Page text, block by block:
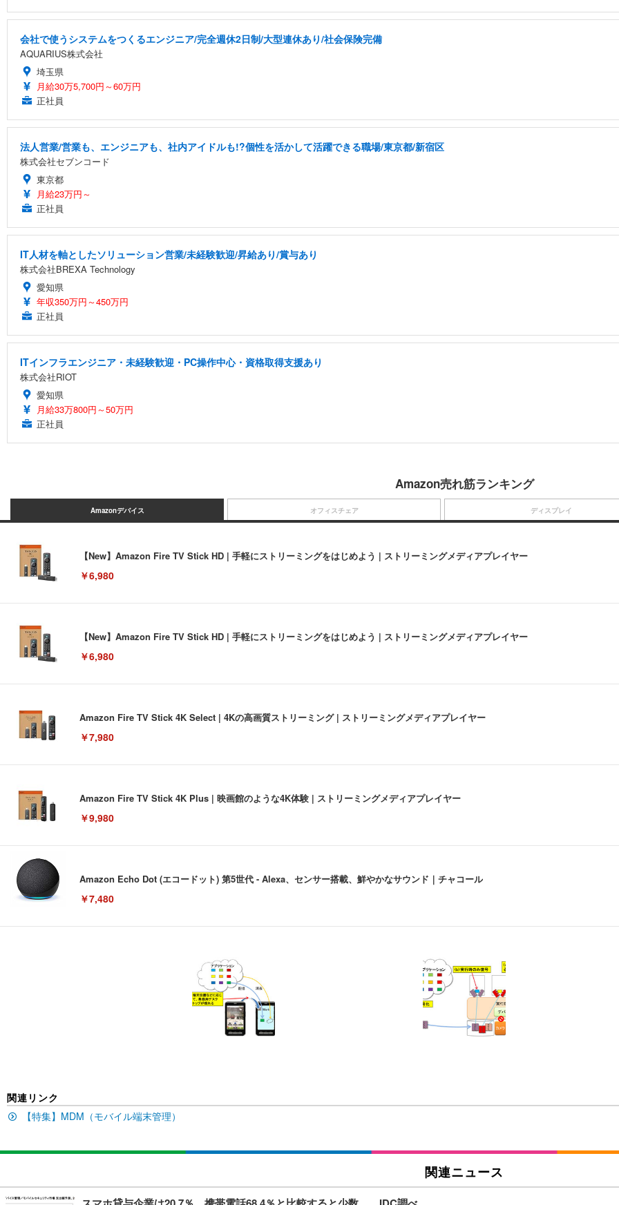
会社で使うシステムをつくるエンジニア/完全週休2日制/大型連休あり/社会保険完備
AQUARIUS株式会社
埼玉県
月給30万5,700円～60万円
正社員
法人営業/営業も、エンジニアも、社内アイドルも!?個性を活かして活躍できる職場/東京都/新宿区
株式会社セブンコード
東京都
月給23万円～
正社員
IT人材を軸としたソリューション営業/未経験歓迎/昇給あり/賞与あり
株式会社BREXA Technology
愛知県
年収350万円～450万円
正社員
ITインフラエンジニア・未経験歓迎・PC操作中心・資格取得支援あり
株式会社RIOT
愛知県
月給33万800円～50万円
正社員
Amazon売れ筋ランキング
Amazonデバイス
【New】Amazon Fire TV Stick HD | 手軽にストリーミングをはじめよう | ストリーミングメディアプレイヤー
￥6,980
【New】Amazon Fire TV Stick HD | 手軽にストリーミングをはじめよう | ストリーミングメディアプレイヤー
￥6,980
Amazon Fire TV Stick 4K Select | 4Kの高画質ストリーミング | ストリーミングメディアプレイヤー
￥7,980
Amazon Fire TV Stick 4K Plus | 映画館のような4K体験 | ストリーミングメディアプレイヤー
￥9,980
Amazon Echo Dot (エコードット) 第5世代 - Alexa、センサー搭載、鮮やかなサウンド｜チャコール
￥7,480
オフィスチェア
[EdoErgo] オフィスチェア 椅子 テレワーク 疲れない 跳ね上げ式アームレスト コンパクト 約105度ロッキング pc 事務椅子 360度回
ディスプレイ
EIZO ビジネス向けプレミアムモニター | FlexScan EV3240X-WT | 31.5型4K UHD・USB Type-C・ホワイト
￥49,979
Amazonベーシック ペットシーツ 薄型 レギュラー 1回使い捨て 無香料 ホワイト 300枚
￥1,800
関連リンク
【特集】MDM（モバイル端末管理）
関連ニュース